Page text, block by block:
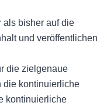
als bisher auf die
und veröffentlichen
die zielgenaue
die kontinuierliche
kontinuierliche